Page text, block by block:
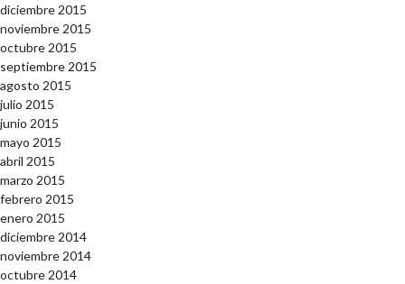
diciembre 2015
noviembre 2015
octubre 2015
septiembre 2015
agosto 2015
julio 2015
junio 2015
mayo 2015
abril 2015
marzo 2015
febrero 2015
enero 2015
diciembre 2014
noviembre 2014
octubre 2014